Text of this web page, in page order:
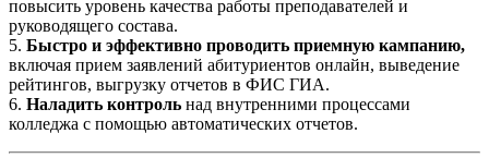
повысить уровень качества работы преподавателей и
руководящего состава.
Быстро и эффективно проводить приемную кампанию,
включая прием заявлений абитуриентов онлайн, выведение
рейтингов, выгрузку отчетов в ФИС ГИА.
Наладить контроль над внутренними процессами
колледжа с помощью автоматических отчетов.